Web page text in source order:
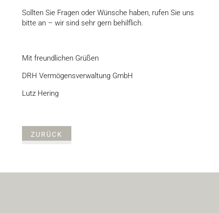
Sollten Sie Fragen oder Wünsche haben, rufen Sie uns
bitte an – wir sind sehr gern behilflich.
Mit freundlichen Grüßen
DRH Vermögensverwaltung GmbH
Lutz Hering
ZURÜCK